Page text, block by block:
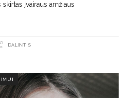
skirtas įvairaus amžiaus
DALINTIS